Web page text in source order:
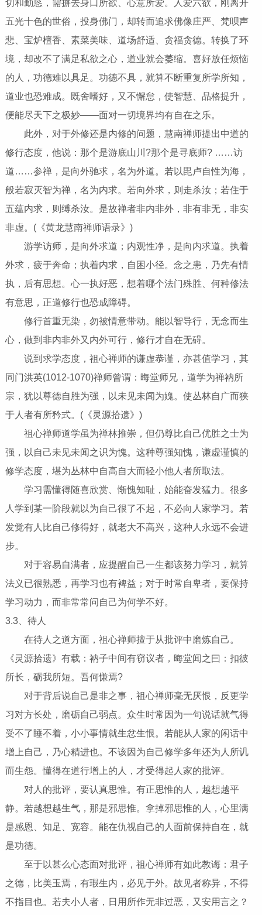
切和勤恳，需摒去身口所欲、心意所爱。人爱六欲，刚离开
五光十色的世俗，投身佛门，却转而追求佛像庄严、梵呗声
悲、宝炉檀香、素菜美味、道场舒适、贪福贪德。转换了环
境，却改不了满足私欲之心，道业就会萎缩。喜好放任烦恼
的人，功德难以具足。功德不具，就算不断重复所学所知，
道业也恐难成。既舍嗜好，又不懈怠，使智慧、品格提升，
便能尽天下之极妙——面对一切境界均有自在之乐。
此外，对于外修还是内修的问题，慧南禅师提出中道的
修行态度，他说：那个是游底山川?那个是寻底师? ……访
道……参禅，是向外驰求，名为外道。若以毘卢自性为海，
般若寂灭智为禅，名为内求。若向外求，则走杀汝；若住于
五蕴内求，则缚杀汝。是故禅者非内非外，非有非无，非实
非虚。(《黄龙慧南禅师语录》)
游学访师，是向外求道；内观性净，是向内求道。执着
外求，疲于奔命；执着内求，自困小径。念之患，乃先有情
执，后有思想。心一执好恶，想着哪个法门殊胜、何种修法
有意思，正道修行也恐成障碍。
修行首重无染，勿被情意带动。能以智导行，无念而生
心，做到非内非外又内外可行，修行才自在无碍。
说到求学态度，祖心禅师的谦虚恭谨，亦甚值学习，其
同门洪英(1012-1070)禅师曾谓：晦堂师兄，道学为禅衲所
宗，犹以尊德自胜为强，以未见未闻为媿。使丛林自广而狭
于人者有所矜式。(《灵源拾遗》)
祖心禅师道学虽为禅林推崇，但仍尊比自己优胜之士为
强，以自己未见未闻之识为愧。这种尊强知愧，谦虚谨慎的
修学态度，堪为丛林中自高自大而轻小他人者所取法。
学习需懂得随喜欣赏、惭愧知耻，始能奋发猛力。很多
人学到某一阶段就以为自己很了不起，不必向人家学习。若
发觉有人比自己修得好，就老大不高兴，这种人永远不会进
步。
对于容易自满者，应提醒自己一生都该努力学习，就算
法义已很熟悉，再学习也有裨益；对于时常自卑者，要保持
学习动力，而非常常问自己为何学不好。
3.3、待人
在待人之道方面，祖心禅师擅于从批评中磨炼自己。
《灵源拾遗》有载：衲子中间有窃议者，晦堂闻之曰：扣彼
所长，砺我所短。吾何慊焉?
对于背后说自己是非之事，祖心禅师毫无厌恨，反更学
习对方长处，磨砺自己弱点。众生时常因为一句说话就气得
受不了睡不着，小小事情就生忿生恨。若能从人家的闲话中
增上自己，乃心精进也。不该因为自己修学多年还为人所讥
而生怨。懂得在道行增上的人，才受得起人家的批评。
对人的批评，要认真思惟。有正思惟的人，越想越平
静。若越想越生气，那是邪思惟。拿掉邪思惟的人，心里满
是感恩、知足、宽容。能在仇视自己的人面前保持自在，就
是功德。
至于以甚么心态面对批评，祖心禅师有如此教诲：君子
之德，比美玉焉，有瑕生内，必见于外。故见者称异，不得
不指目也。若夫小人者，日用所作无非过恶，又安用言之？